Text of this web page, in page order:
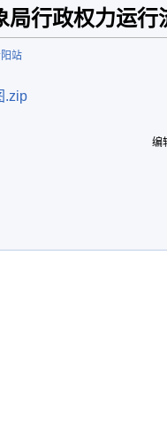
局行政权力运行
站
.zip
编